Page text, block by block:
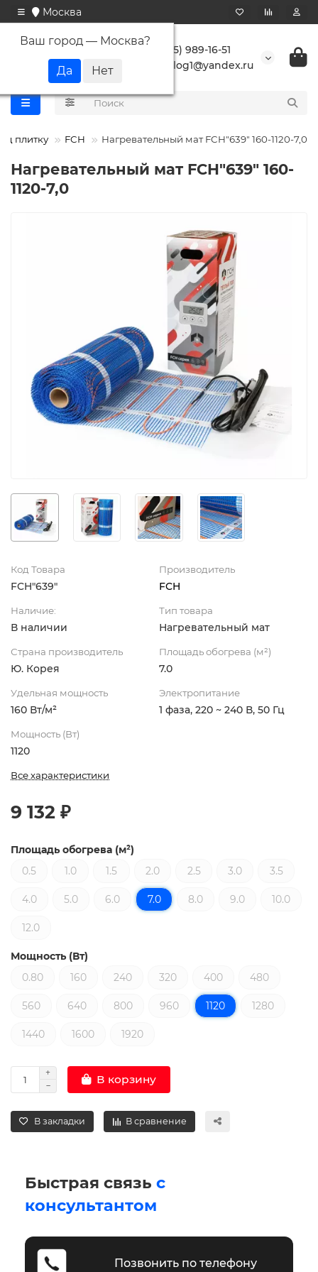
Москва
Ваш город — Москва?
+7 (495) 989-16-51
buranlog1@yandex.ru
плитку FCH Нагревательный мат FCH"639" 160-1120-7,0
Нагревательный мат FCH"639" 160-
1120-7,0
Код Товара
FCH"639"
Производитель
FCH
Наличие:
В наличии
Тип товара
Нагревательный мат
Страна производитель
Ю. Корея
Площадь обогрева (м²)
7.0
Удельная мощность
160 Вт/м²
Электропитание
1 фаза, 220 ~ 240 В, 50 Гц
Мощность (Вт)
1120
Все характеристики
9 132 ₽
Площадь обогрева (м²)
0.5
1.0 1.5 2.0 2.5 3.0 3.5
4.0 5.0 6.0 7.0 8.0 9.0 10.0
12.0
Мощность (Вт)
0.80
160 240 320 400 480
560 640 800 960 1120 1280
1440 1600 1920
В корзину
В закладки В сравнение
Быстрая связь с
консультантом
Позвонить по телефону